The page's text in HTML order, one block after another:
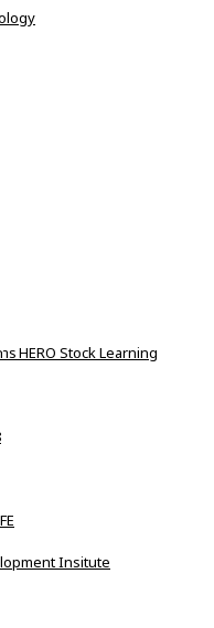
ร HERO Stock Learning
Insitute